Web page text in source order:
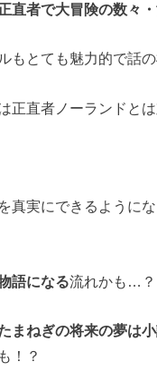
直者で大冒険の数々
もとても魅力的で話
正直者ノーランドと
真実にできるように
語になる流れかも…？
まねぎの将来の夢は
！？